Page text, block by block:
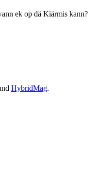
ek op dä Kiärmis kann?
HybridMag.